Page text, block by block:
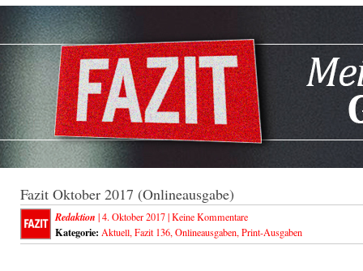
Fazit Oktober 2017 (Onlineausgabe)
Redaktion | 4. Oktober 2017 |Keine Kommentare
Kategorie: Aktuell, Fazit 136, Onlineausgaben, Print-Ausgaben